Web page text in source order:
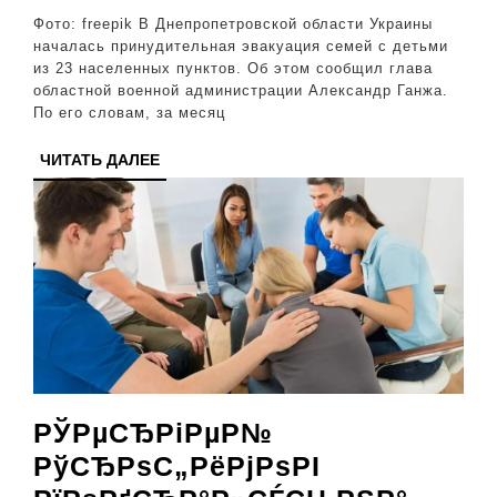
началась
принудительная
эвакуация
населения
Фото: freepik В Днепропетровской области Украины
началась принудительная эвакуация семей с детьми
из 23 населенных пунктов. Об этом сообщил глава
областной военной администрации Александр Ганжа.
По его словам, за месяц
ЧИТАТЬ ДАЛЕЕЧИТАТЬ
ДАЛЕЕ
РЎРµСЂРіРµР№
РўСЂРѕС„РёРјРѕРІ